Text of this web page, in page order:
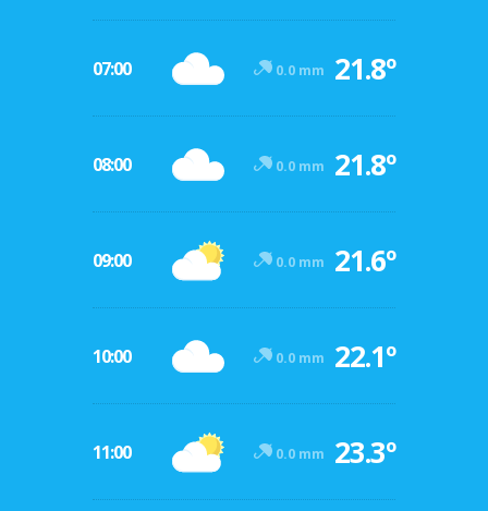
07:00 0.0 mm 21.8º
08:00 0.0 mm 21.8º
09:00 0.0 mm 21.6º
10:00 0.0 mm 22.1º
11:00 0.0 mm 23.3º